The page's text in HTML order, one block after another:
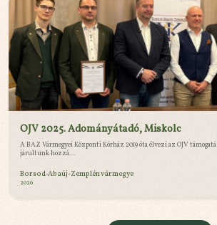
OJV 2025. Adományátadó, Miskolc
A BAZ Vármegyei Központi Kórház 2019 óta élvezi az OJV
járultunk hozzá...
Borsod-Abaúj-Zemplén vármegye
2026